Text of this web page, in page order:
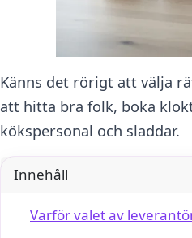
Känns det rörigt att välja
att hitta bra folk, boka
kökspersonal och sladdar.
Innehåll
Varför valet av